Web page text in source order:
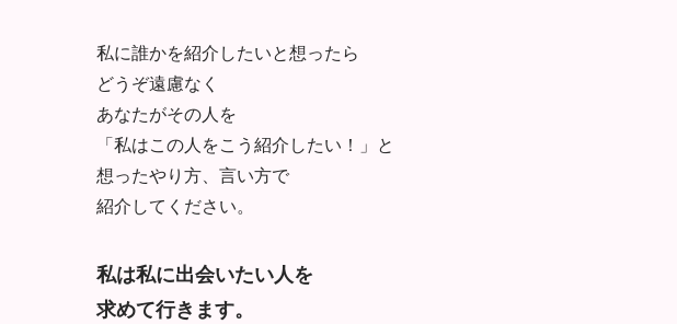
私に誰かを紹介したいと想ったら
どうぞ遠慮なく
あなたがその人を
「私はこの人をこう紹介したい！」と
想ったやり方、言い方で
紹介してください。
私は私に出会いたい人を
求めて行きます。